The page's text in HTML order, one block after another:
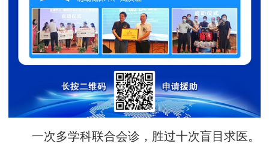
一次多学科联合会诊，胜过十次盲目求医。